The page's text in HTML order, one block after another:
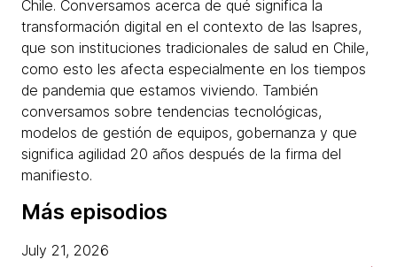
Chile. Conversamos acerca de qué significa la
transformación digital en el contexto de las Isapres,
que son instituciones tradicionales de salud en Chile,
como esto les afecta especialmente en los tiempos
de pandemia que estamos viviendo. También
conversamos sobre tendencias tecnológicas,
modelos de gestión de equipos, gobernanza y que
significa agilidad 20 años después de la firma del
manifiesto.
Más episodios
July 21, 2026